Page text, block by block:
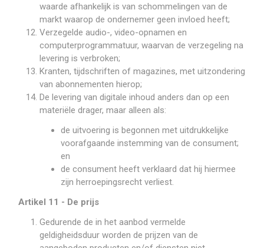
waarde afhankelijk is van schommelingen van de
markt waarop de ondernemer geen invloed heeft;
Verzegelde audio-, video-opnamen en
computerprogrammatuur, waarvan de verzegeling na
levering is verbroken;
Kranten, tijdschriften of magazines, met uitzondering
van abonnementen hierop;
De levering van digitale inhoud anders dan op een
materiële drager, maar alleen als:
de uitvoering is begonnen met uitdrukkelijke
voorafgaande instemming van de consument;
en
de consument heeft verklaard dat hij hiermee
zijn herroepingsrecht verliest.
Artikel 11 - De prijs
Gedurende de in het aanbod vermelde
geldigheidsduur worden de prijzen van de